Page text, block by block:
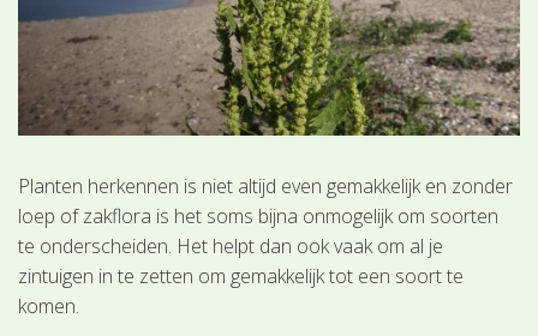
Planten herkennen is niet altijd even gemakkelijk en zonder
loep of zakflora is het soms bijna onmogelijk om soorten
te onderscheiden. Het helpt dan ook vaak om al je
zintuigen in te zetten om gemakkelijk tot een soort te
komen.